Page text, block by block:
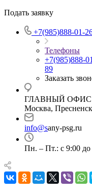
Подать заявку
+7(985)888-01-
Телефоны
+7(985)888-
89
Заказать
ГЛАВНЫЙ ОФИС
Москва,
info@sany-psg.ru
Пн. – Пт.: с 9:00 до